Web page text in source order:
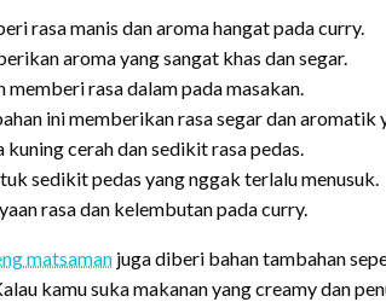
rasa manis dan aroma hangat pada curry.
aroma yang sangat khas dan segar.
memberi rasa dalam pada masakan.
ini memberikan rasa segar dan aromatik
cerah dan sedikit rasa pedas.
sedikit pedas yang nggak terlalu menusuk.
rasa dan kelembutan pada curry.
matsaman juga diberi bahan tambahan
kamu suka makanan yang creamy dan